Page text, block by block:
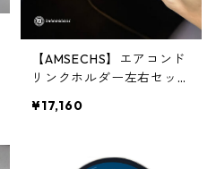
【AMSECHS】エアコンド
リンクホルダー左右セット
¥17,160